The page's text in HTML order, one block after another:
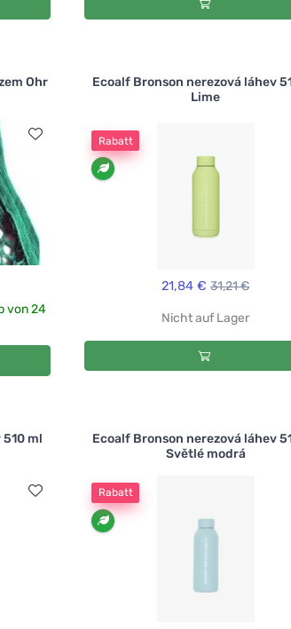
Ohr
von 24
Ecoalf Bronson nerezová láhev
Lime
Rabatt
21,84 € 31,21 €
Nicht auf Lager
ml
Ecoalf Bronson nerezová láhev
Světlé modrá
Rabatt